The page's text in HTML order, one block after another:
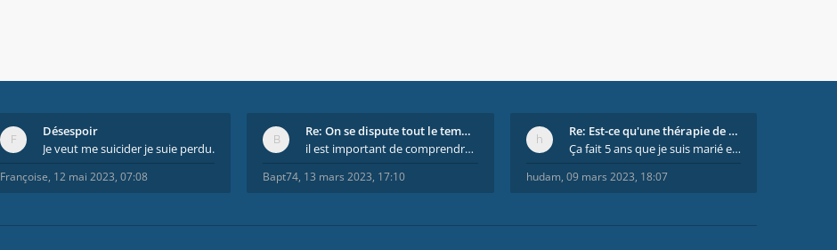
Désespoir
Je veut me suicider je suie perdu.
Françoise, 12 mai 2023, 07:08
Re: On se dispute tout le temps ...
il est important de comprendre que chaque personne
Bapt74, 13 mars 2023, 17:10
Re: Est-ce qu'une thérapie de couple est efficace
Ça fait 5 ans que je suis marié et on est en théra
hudam, 09 mars 2023, 18:07